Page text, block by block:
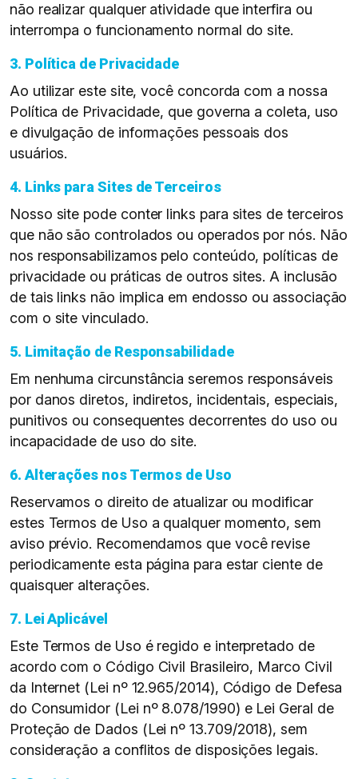
não realizar qualquer atividade que interfira ou
interrompa o funcionamento normal do site.
3. Política de Privacidade
Ao utilizar este site, você concorda com a nossa
Política de Privacidade, que governa a coleta, uso
e divulgação de informações pessoais dos
usuários.
4. Links para Sites de Terceiros
Nosso site pode conter links para sites de terceiros
que não são controlados ou operados por nós. Não
nos responsabilizamos pelo conteúdo, políticas de
privacidade ou práticas de outros sites. A inclusão
de tais links não implica em endosso ou associação
com o site vinculado.
5. Limitação de Responsabilidade
Em nenhuma circunstância seremos responsáveis
por danos diretos, indiretos, incidentais, especiais,
punitivos ou consequentes decorrentes do uso ou
incapacidade de uso do site.
6. Alterações nos Termos de Uso
Reservamos o direito de atualizar ou modificar
estes Termos de Uso a qualquer momento, sem
aviso prévio. Recomendamos que você revise
periodicamente esta página para estar ciente de
quaisquer alterações.
7. Lei Aplicável
Este Termos de Uso é regido e interpretado de
acordo com o Código Civil Brasileiro, Marco Civil
da Internet (Lei nº 12.965/2014), Código de Defesa
do Consumidor (Lei nº 8.078/1990) e Lei Geral de
Proteção de Dados (Lei nº 13.709/2018), sem
consideração a conflitos de disposições legais.